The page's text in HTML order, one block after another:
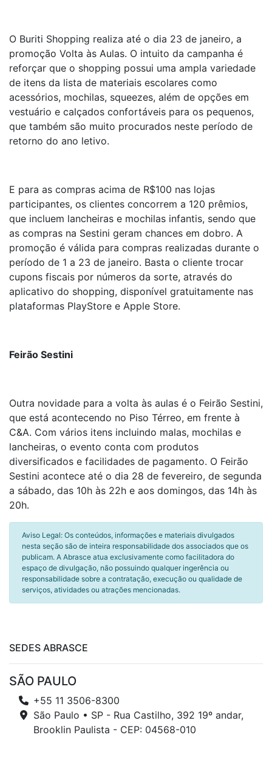
O Buriti Shopping realiza até o dia 23 de janeiro, a
promoção Volta às Aulas. O intuito da campanha é
reforçar que o shopping possui uma ampla variedade
de itens da lista de materiais escolares como
acessórios, mochilas, squeezes, além de opções em
vestuário e calçados confortáveis para os pequenos,
que também são muito procurados neste período de
retorno do ano letivo.
E para as compras acima de R$100 nas lojas
participantes, os clientes concorrem a 120 prêmios,
que incluem lancheiras e mochilas infantis, sendo que
as compras na Sestini geram chances em dobro. A
promoção é válida para compras realizadas durante o
período de 1 a 23 de janeiro. Basta o cliente trocar
cupons fiscais por números da sorte, através do
aplicativo do shopping, disponível gratuitamente nas
plataformas PlayStore e Apple Store.
Feirão Sestini
Outra novidade para a volta às aulas é o Feirão Sestini,
que está acontecendo no Piso Térreo, em frente à
C&A. Com vários itens incluindo malas, mochilas e
lancheiras, o evento conta com produtos
diversificados e facilidades de pagamento. O Feirão
Sestini acontece até o dia 28 de fevereiro, de segunda
a sábado, das 10h às 22h e aos domingos, das 14h às
20h.
Aviso Legal: Os conteúdos, informações e materiais divulgados
nesta seção são de inteira responsabilidade dos associados que os
publicam. A Abrasce atua exclusivamente como facilitadora do
espaço de divulgação, não possuindo qualquer ingerência ou
responsabilidade sobre a contratação, execução ou qualidade de
serviços, atividades ou atrações mencionadas.
SEDES ABRASCE
SÃO PAULO
+55 11 3506-8300
São Paulo • SP - Rua Castilho, 392 19º andar,
Brooklin Paulista - CEP: 04568-010